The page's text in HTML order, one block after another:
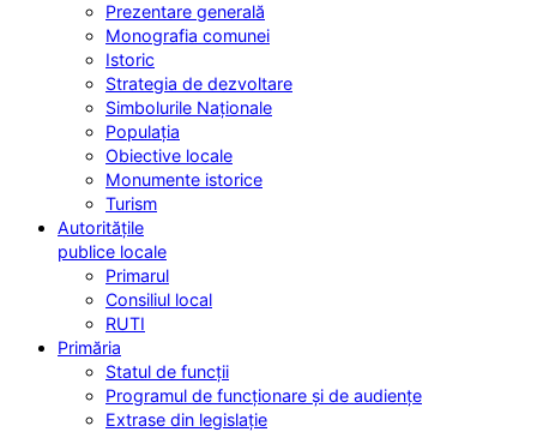
Prezentare generală
Monografia comunei
Istoric
Strategia de dezvoltare
Simbolurile Naționale
Populația
Obiective locale
Monumente istorice
Turism
Autoritățile
publice locale
Primarul
Consiliul local
RUTI
Primăria
Statul de funcții
Programul de funcționare și de audiențe
Extrase din legislație